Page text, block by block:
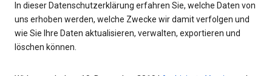
In dieser Datenschutzerklärung erfahren Sie, welche Daten von
uns erhoben werden, welche Zwecke wir damit verfolgen und
wie Sie Ihre Daten aktualisieren, verwalten, exportieren und
löschen können.